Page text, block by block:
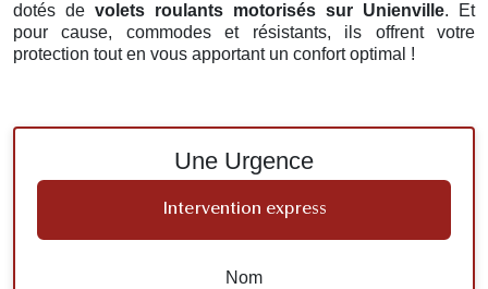
dotés de volets roulants motorisés sur Unienville. Et
pour cause, commodes et résistants, ils offrent votre
protection tout en vous apportant un confort optimal !
Une Urgence
Intervention express
Nom